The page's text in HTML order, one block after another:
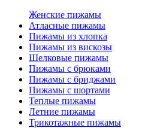
Женские пижамы
Атласные пижамы
Пижамы из хлопка
Пижамы из вискозы
Шелковые пижамы
Пижамы с брюками
Пижамы с бриджами
Пижамы с шортами
Теплые пижамы
Летние пижамы
Трикотажные пижамы